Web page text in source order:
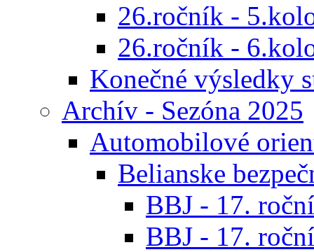
26.ročník -
26.ročník -
Konečné výsledky
Archív - Sezóna 2025
Automobilové
Belianske
BBJ - 17.
BBJ - 17.